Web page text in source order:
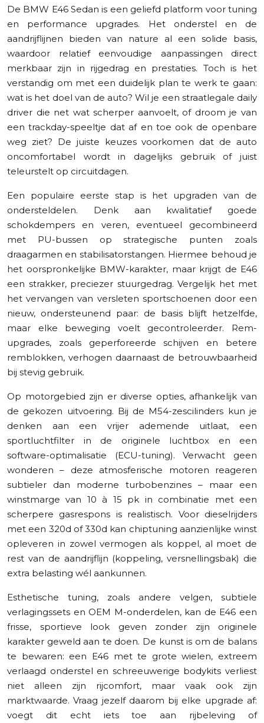
De BMW E46 Sedan is een geliefd platform voor tuning
en performance upgrades. Het onderstel en de
aandrijflijnen bieden van nature al een solide basis,
waardoor relatief eenvoudige aanpassingen direct
merkbaar zijn in rijgedrag en prestaties. Toch is het
verstandig om met een duidelijk plan te werk te gaan:
wat is het doel van de auto? Wil je een straatlegale daily
driver die net wat scherper aanvoelt, of droom je van
een trackday-speeltje dat af en toe ook de openbare
weg ziet? De juiste keuzes voorkomen dat de auto
oncomfortabel wordt in dagelijks gebruik of juist
teleurstelt op circuitdagen.
Een populaire eerste stap is het upgraden van de
ondersteldelen. Denk aan kwalitatief goede
schokdempers en veren, eventueel gecombineerd
met PU-bussen op strategische punten zoals
draagarmen en stabilisatorstangen. Hiermee behoud je
het oorspronkelijke BMW-karakter, maar krijgt de E46
een strakker, preciezer stuurgedrag. Vergelijk het met
het vervangen van versleten sportschoenen door een
nieuw, ondersteunend paar: de basis blijft hetzelfde,
maar elke beweging voelt gecontroleerder. Rem-
upgrades, zoals geperforeerde schijven en betere
remblokken, verhogen daarnaast de betrouwbaarheid
bij stevig gebruik.
Op motorgebied zijn er diverse opties, afhankelijk van
de gekozen uitvoering. Bij de M54-zescilinders kun je
denken aan een vrijer ademende uitlaat, een
sportluchtfilter in de originele luchtbox en een
software-optimalisatie (ECU-tuning). Verwacht geen
wonderen – deze atmosferische motoren reageren
subtieler dan moderne turbobenzines – maar een
winstmarge van 10 à 15 pk in combinatie met een
scherpere gasrespons is realistisch. Voor dieselrijders
met een 320d of 330d kan chiptuning aanzienlijke winst
opleveren in zowel vermogen als koppel, al moet de
rest van de aandrijflijn (koppeling, versnellingsbak) die
extra belasting wél aankunnen.
Esthetische tuning, zoals andere velgen, subtiele
verlagingssets en OEM M-onderdelen, kan de E46 een
frisse, sportieve look geven zonder zijn originele
karakter geweld aan te doen. De kunst is om de balans
te bewaren: een E46 met te grote wielen, extreem
verlaagd onderstel en schreeuwerige bodykits verliest
niet alleen zijn rijcomfort, maar vaak ook zijn
marktwaarde. Vraag jezelf daarom bij elke upgrade af:
voegt dit echt iets toe aan rijbeleving of